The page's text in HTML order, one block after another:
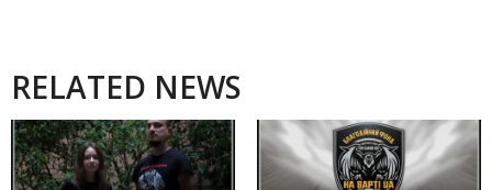
RELATED NEWS